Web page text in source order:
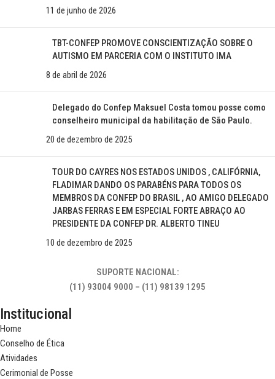
11 de junho de 2026
TBT-CONFEP PROMOVE CONSCIENTIZAÇÃO SOBRE O
AUTISMO EM PARCERIA COM O INSTITUTO IMA
8 de abril de 2026
Delegado do Confep Maksuel Costa tomou posse como
conselheiro municipal da habilitação de São Paulo.
20 de dezembro de 2025
TOUR DO CAYRES NOS ESTADOS UNIDOS , CALIFÓRNIA,
FLADIMAR DANDO OS PARABÉNS PARA TODOS OS
MEMBROS DA CONFEP DO BRASIL , AO AMIGO DELEGADO
JARBAS FERRAS E EM ESPECIAL FORTE ABRAÇO AO
PRESIDENTE DA CONFEP DR. ALBERTO TINEU
10 de dezembro de 2025
SUPORTE NACIONAL:
(11) 93004 9000 – (11) 98139 1295
Institucional
Home
Conselho de Ética
Atividades
Cerimonial de Posse